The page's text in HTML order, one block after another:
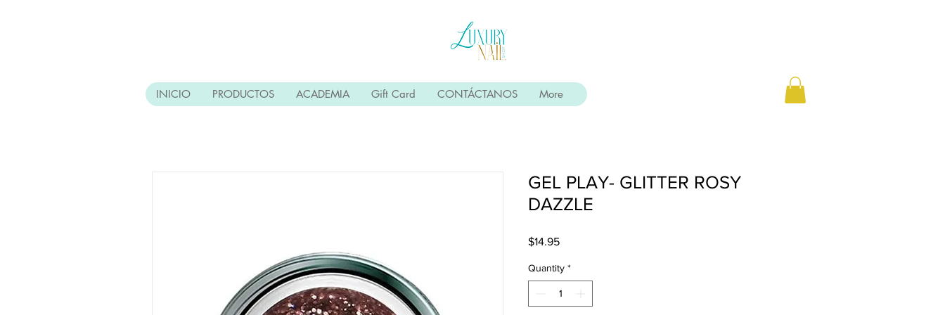
GEL PLAY- GLITTER ROSY
DAZZLE
$14.95Price
Quantity *
INICIO PRODUCTOS ACADEMIA Gift Card CONTÁCTANOS More